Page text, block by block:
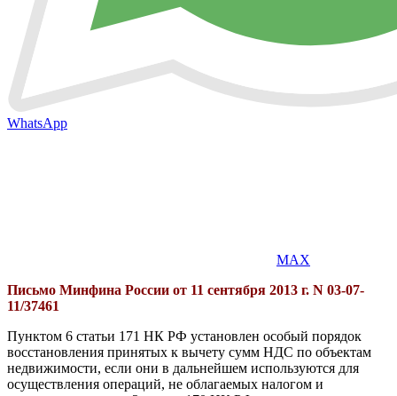
WhatsApp
MAX
Письмо Минфина России от 11 сентября 2013 г. N 03-07-
11/37461
Пунктом 6 статьи 171 НК РФ установлен особый порядок
восстановления принятых к вычету сумм НДС по объектам
недвижимости, если они в дальнейшем используются для
осуществления операций, не облагаемых налогом и